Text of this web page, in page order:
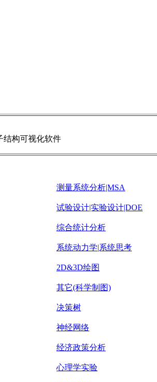
结构可视化软件
测量系统分析|MSA
试验设计|实验设计|DOE
综合统计分析
系统动力学|系统思考
2D&3D绘图
其它(科学制图)
决策树
神经网络
经济政策分析
心理学实验